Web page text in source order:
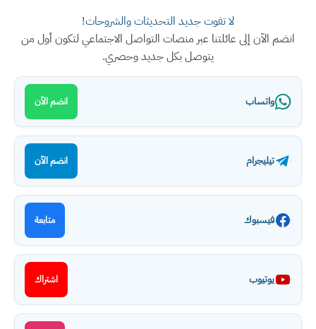
لا تفوت جديد التحديثات والشروحات!
انضم الآن إلى عائلتنا عبر منصات التواصل الاجتماعي لتكون أول من
يتوصل بكل جديد وحصري.
واتساب انضم الآن
تيليجرام انضم الآن
فيسبوك متابعة
يوتيوب اشتراك